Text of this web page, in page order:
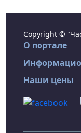
Copyright ©
О портале
Наши цены